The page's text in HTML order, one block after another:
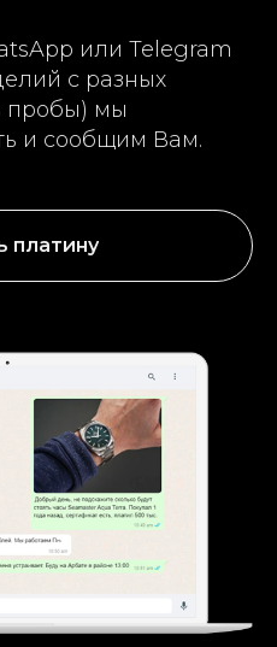
или Telegram
с разных
пробы) мы
и сообщим Вам.
платину